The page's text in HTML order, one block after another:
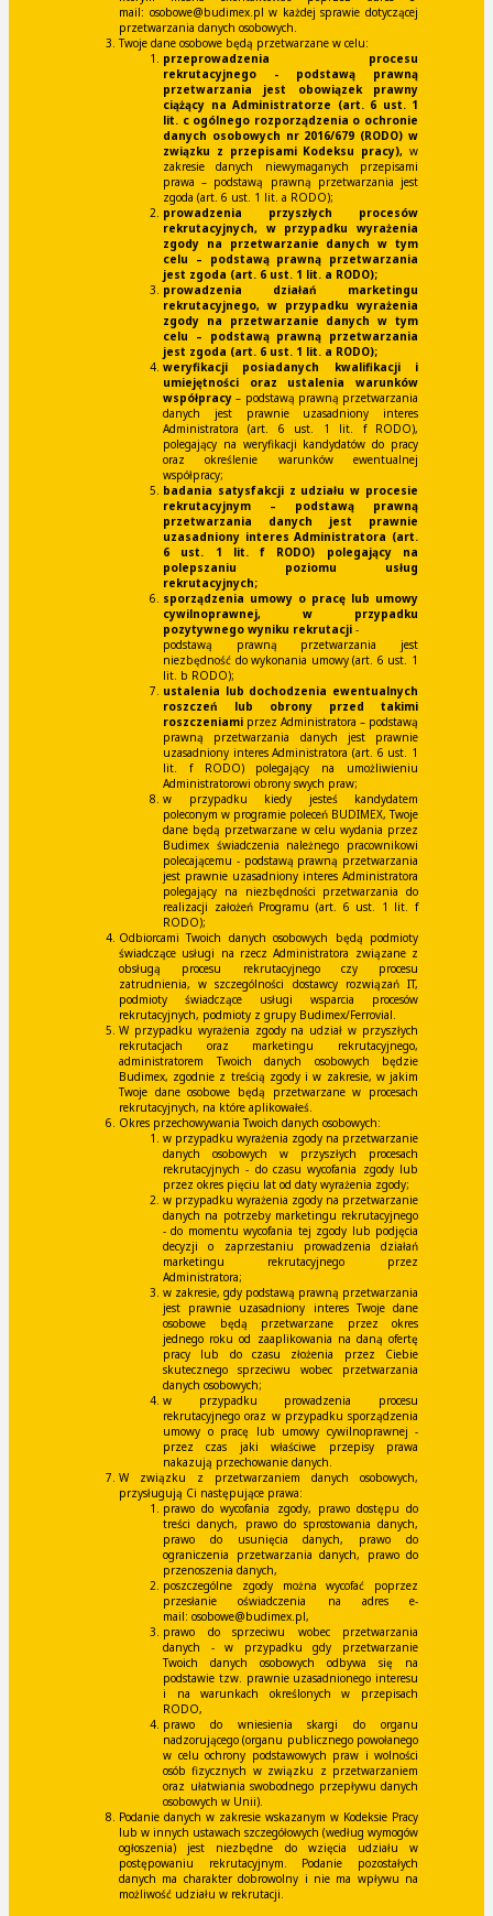
mail: osobowe@budimex.pl w każdej sprawie dotyczącej
przetwarzania danych osobowych.
Twoje dane osobowe będą przetwarzane w celu:
przeprowadzenia procesu
rekrutacyjnego - podstawą prawną
przetwarzania jest obowiązek prawny
ciążący na Administratorze (art. 6 ust. 1
lit. c ogólnego rozporządzenia o ochronie
danych osobowych nr 2016/679 (RODO) w
związku z przepisami Kodeksu pracy), w
zakresie danych niewymaganych przepisami
prawa – podstawą prawną przetwarzania jest
zgoda (art. 6 ust. 1 lit. a RODO);
prowadzenia przyszłych procesów
rekrutacyjnych, w przypadku wyrażenia
zgody na przetwarzanie danych w tym
celu – podstawą prawną przetwarzania
jest zgoda (art. 6 ust. 1 lit. a RODO);
prowadzenia działań marketingu
rekrutacyjnego, w przypadku wyrażenia
zgody na przetwarzanie danych w tym
celu – podstawą prawną przetwarzania
jest zgoda (art. 6 ust. 1 lit. a RODO);
weryfikacji posiadanych kwalifikacji i
umiejętności oraz ustalenia warunków
współpracy – podstawą prawną przetwarzania
danych jest prawnie uzasadniony interes
Administratora (art. 6 ust. 1 lit. f RODO),
polegający na weryfikacji kandydatów do pracy
oraz określenie warunków ewentualnej
współpracy;
badania satysfakcji z udziału w procesie
rekrutacyjnym – podstawą prawną
przetwarzania danych jest prawnie
uzasadniony interes Administratora (art.
6 ust. 1 lit. f RODO) polegający na
polepszaniu poziomu usług
rekrutacyjnych;
sporządzenia umowy o pracę lub umowy
cywilnoprawnej, w przypadku
pozytywnego wyniku rekrutacji -
podstawą prawną przetwarzania jest
niezbędność do wykonania umowy (art. 6 ust. 1
lit. b RODO);
ustalenia lub dochodzenia ewentualnych
roszczeń lub obrony przed takimi
roszczeniami przez Administratora – podstawą
prawną przetwarzania danych jest prawnie
uzasadniony interes Administratora (art. 6 ust. 1
lit. f RODO) polegający na umożliwieniu
Administratorowi obrony swych praw;
w przypadku kiedy jesteś kandydatem
poleconym w programie poleceń BUDIMEX, Twoje
dane będą przetwarzane w celu wydania przez
Budimex świadczenia należnego pracownikowi
polecającemu - podstawą prawną przetwarzania
jest prawnie uzasadniony interes Administratora
polegający na niezbędności przetwarzania do
realizacji założeń Programu (art. 6 ust. 1 lit. f
RODO);
Odbiorcami Twoich danych osobowych będą podmioty
świadczące usługi na rzecz Administratora związane z
obsługą procesu rekrutacyjnego czy procesu
zatrudnienia, w szczególności dostawcy rozwiązań IT,
podmioty świadczące usługi wsparcia procesów
rekrutacyjnych, podmioty z grupy Budimex/Ferrovial.
W przypadku wyrażenia zgody na udział w przyszłych
rekrutacjach oraz marketingu rekrutacyjnego,
administratorem Twoich danych osobowych będzie
Budimex, zgodnie z treścią zgody i w zakresie, w jakim
Twoje dane osobowe będą przetwarzane w procesach
rekrutacyjnych, na które aplikowałeś.
Okres przechowywania Twoich danych osobowych:
w przypadku wyrażenia zgody na przetwarzanie
danych osobowych w przyszłych procesach
rekrutacyjnych - do czasu wycofania zgody lub
przez okres pięciu lat od daty wyrażenia zgody;
w przypadku wyrażenia zgody na przetwarzanie
danych na potrzeby marketingu rekrutacyjnego
- do momentu wycofania tej zgody lub podjęcia
decyzji o zaprzestaniu prowadzenia działań
marketingu rekrutacyjnego przez
Administratora;
w zakresie, gdy podstawą prawną przetwarzania
jest prawnie uzasadniony interes Twoje dane
osobowe będą przetwarzane przez okres
jednego roku od zaaplikowania na daną ofertę
pracy lub do czasu złożenia przez Ciebie
skutecznego sprzeciwu wobec przetwarzania
danych osobowych;
w przypadku prowadzenia procesu
rekrutacyjnego oraz w przypadku sporządzenia
umowy o pracę lub umowy cywilnoprawnej -
przez czas jaki właściwe przepisy prawa
nakazują przechowanie danych.
W związku z przetwarzaniem danych osobowych,
przysługują Ci następujące prawa:
prawo do wycofania zgody, prawo dostępu do
treści danych, prawo do sprostowania danych,
prawo do usunięcia danych, prawo do
ograniczenia przetwarzania danych, prawo do
przenoszenia danych,
poszczególne zgody można wycofać poprzez
przesłanie oświadczenia na adres e-
mail: osobowe@budimex.pl,
prawo do sprzeciwu wobec przetwarzania
danych - w przypadku gdy przetwarzanie
Twoich danych osobowych odbywa się na
podstawie tzw. prawnie uzasadnionego interesu
i na warunkach określonych w przepisach
RODO,
prawo do wniesienia skargi do organu
nadzorującego (organu publicznego powołanego
w celu ochrony podstawowych praw i wolności
osób fizycznych w związku z przetwarzaniem
oraz ułatwiania swobodnego przepływu danych
osobowych w Unii).
Podanie danych w zakresie wskazanym w Kodeksie Pracy
lub w innych ustawach szczegółowych (według wymogów
ogłoszenia) jest niezbędne do wzięcia udziału w
postępowaniu rekrutacyjnym. Podanie pozostałych
danych ma charakter dobrowolny i nie ma wpływu na
możliwość udziału w rekrutacji.